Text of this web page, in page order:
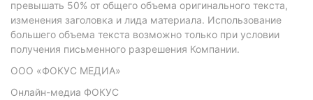
превышать 50% от общего объема оригинального текста,
изменения заголовка и лида материала. Использование
большего объема текста возможно только при условии
получения письменного разрешения Компании.
ООО «ФОКУС МЕДИА»
Онлайн-медиа ФОКУС